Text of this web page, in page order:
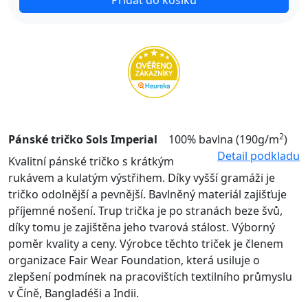
Pánské tričko Sols Imperial 100% bavlna (190g/m2)
Detail podkladu
Kvalitní pánské tričko s krátkým
rukávem a kulatým výstřihem. Díky vyšší gramáži je
tričko odolnější a pevnější. Bavlněný materiál zajišťuje
příjemné nošení. Trup trička je po stranách beze švů,
díky tomu je zajištěna jeho tvarová stálost. Výborný
poměr kvality a ceny. Výrobce těchto triček je členem
organizace Fair Wear Foundation, která usiluje o
zlepšení podmínek na pracovištích textilního průmyslu
v Číně, Bangladéši a Indii.